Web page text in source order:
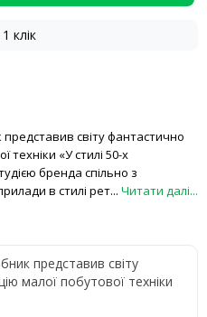
клік
представив світу фантастично
техніки «У стилі 50-х
бренда спільно з
в стилі рет... Читати далі...
представив світу
малої побутової техніки